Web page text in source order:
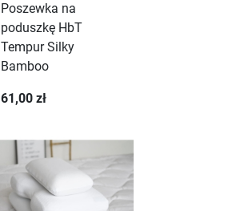
Poszewka na
poduszkę HbT
Tempur Silky
Bamboo
61,00 zł